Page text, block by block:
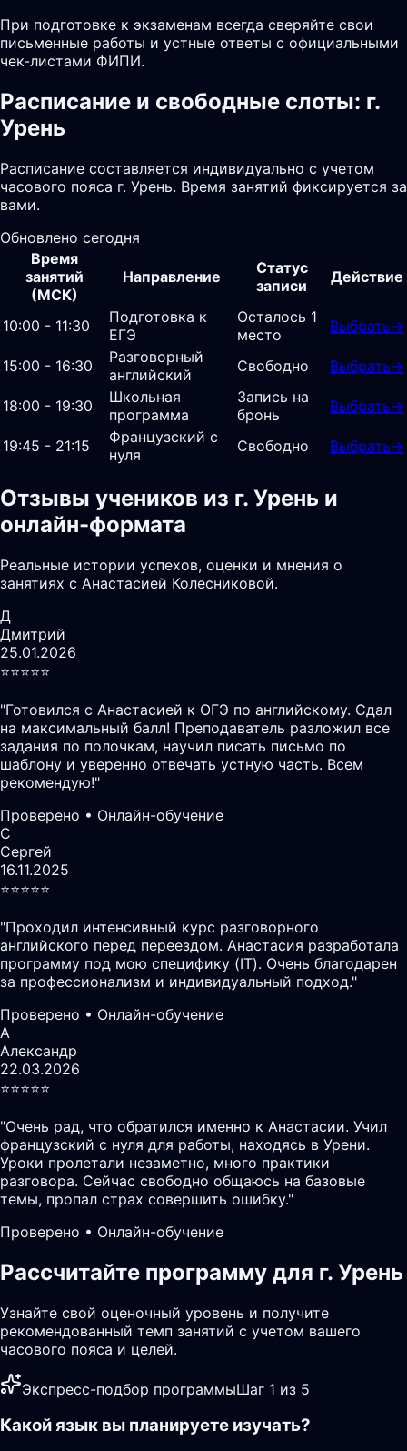
При подготовке к экзаменам всегда сверяйте свои
письменные работы и устные ответы с официальными
чек-листами ФИПИ.
Расписание и свободные слоты: г.
Урень
Расписание составляется индивидуально с учетом
часового пояса г. Урень. Время занятий фиксируется за
вами.
Обновлено сегодня
Время
занятий
(МСК)
Направление
Статус
записи
Действие
10:00 - 11:30
Подготовка к
ЕГЭ
Осталось 1
место
Выбрать→
15:00 - 16:30
Разговорный
английский
Свободно Выбрать→
18:00 - 19:30
Школьная
программа
Запись на
бронь
Выбрать→
19:45 - 21:15
Французский с
нуля
Свободно Выбрать→
Отзывы учеников из г. Урень и
онлайн-формата
Реальные истории успехов, оценки и мнения о
занятиях с Анастасией Колесниковой.
Д
Дмитрий
25.01.2026
⭐️⭐️⭐️⭐️⭐️
"Готовился с Анастасией к ОГЭ по английскому. Сдал
на максимальный балл! Преподаватель разложил все
задания по полочкам, научил писать письмо по
шаблону и уверенно отвечать устную часть. Всем
рекомендую!"
Проверено • Онлайн-обучение
С
Сергей
16.11.2025
⭐️⭐️⭐️⭐️⭐️
"Проходил интенсивный курс разговорного
английского перед переездом. Анастасия разработала
программу под мою специфику (IT). Очень благодарен
за профессионализм и индивидуальный подход."
Проверено • Онлайн-обучение
А
Александр
22.03.2026
⭐️⭐️⭐️⭐️⭐️
"Очень рад, что обратился именно к Анастасии. Учил
французский с нуля для работы, находясь в Урени.
Уроки пролетали незаметно, много практики
разговора. Сейчас свободно общаюсь на базовые
темы, пропал страх совершить ошибку."
Проверено • Онлайн-обучение
Рассчитайте программу для г. Урень
Узнайте свой оценочный уровень и получите
рекомендованный темп занятий с учетом вашего
часового пояса и целей.
Экспресс-подбор программыШаг 1 из 5
Какой язык вы планируете изучать?